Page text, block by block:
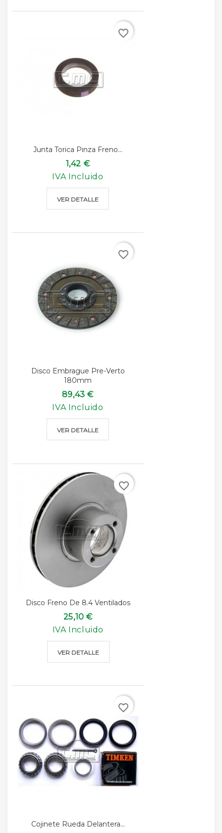
Junta Torica Pinza Freno...
1,42 €
IVA Incluido
VER DETALLE
favorite_border
Disco Embrague Pre-Verto
180mm
89,43 €
IVA Incluido
VER DETALLE
favorite_border
Disco Freno De 8.4 Ventilados
25,10 €
IVA Incluido
VER DETALLE
favorite_border
Cojinete Rueda Delantera...
favorite_border